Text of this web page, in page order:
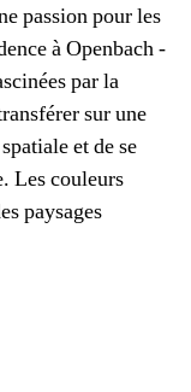
passion pour les
à Openbach -
par la
sur une
et de se
Les couleurs
paysages